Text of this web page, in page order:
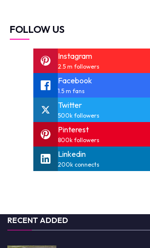
FOLLOW US
Instagram
2.5 m followers
Facebook
1.5 m fans
Twitter
500k followers
Pinterest
800k followers
Linkedin
200k connects
RECENT ADDED